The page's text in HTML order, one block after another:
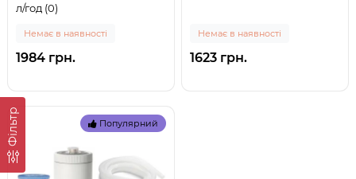
Фільтр
л/год (0)
Немає в наявності
1984 грн.
Немає в наявності
1623 грн.
Популярний